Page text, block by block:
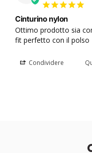
Cinturino nylon
Ottimo prodotto sia
fit perfetto con il polso
Condividere